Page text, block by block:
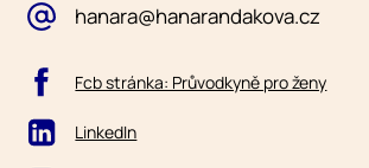
hanara@hanarandakova.cz
Fcb stránka: Průvodkyně pro ženy
LinkedIn